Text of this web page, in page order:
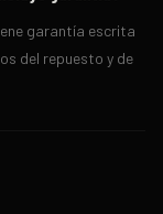
garantía escrita
del repuesto y de